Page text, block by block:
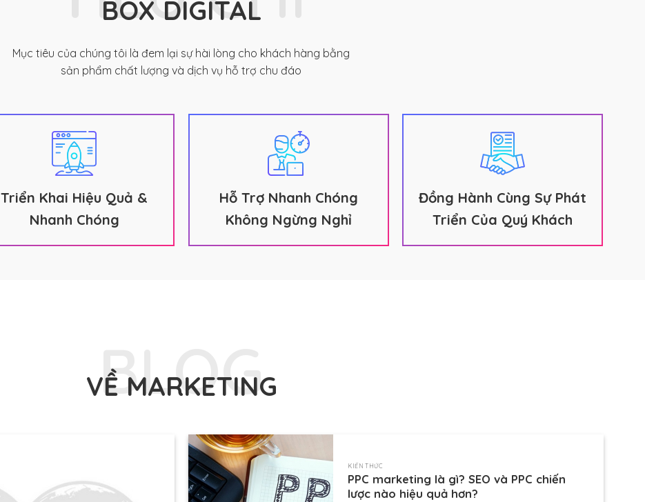
BOX DIGITAL
Mục tiêu của chúng tôi là đem lại sự hài lòng cho khách hàng bằng
sản phẩm chất lượng và dịch vụ hỗ trợ chu đáo
Triển Khai Hiệu Quả &
Nhanh Chóng
Hỗ Trợ Nhanh Chóng
Không Ngừng Nghỉ
Đồng Hành Cùng Sự Phát
Triển Của Quý Khách
BLOG
VỀ MARKETING
KIẾN THỨC
PPC marketing là gì? SEO và PPC chiến
lược nào hiệu quả hơn?